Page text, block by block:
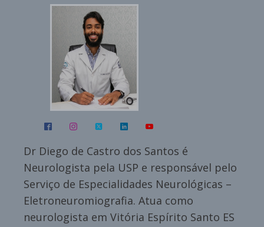
Dr Diego de Castro dos Santos é
Neurologista pela USP e responsável pelo
Serviço de Especialidades Neurológicas –
Eletroneuromiografia. Atua como
neurologista em Vitória Espírito Santo ES